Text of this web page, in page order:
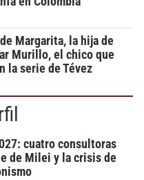
Margarita, la hija de
Murillo, el chico que
la serie de Tévez
cuatro consultoras
de Milei y la crisis de